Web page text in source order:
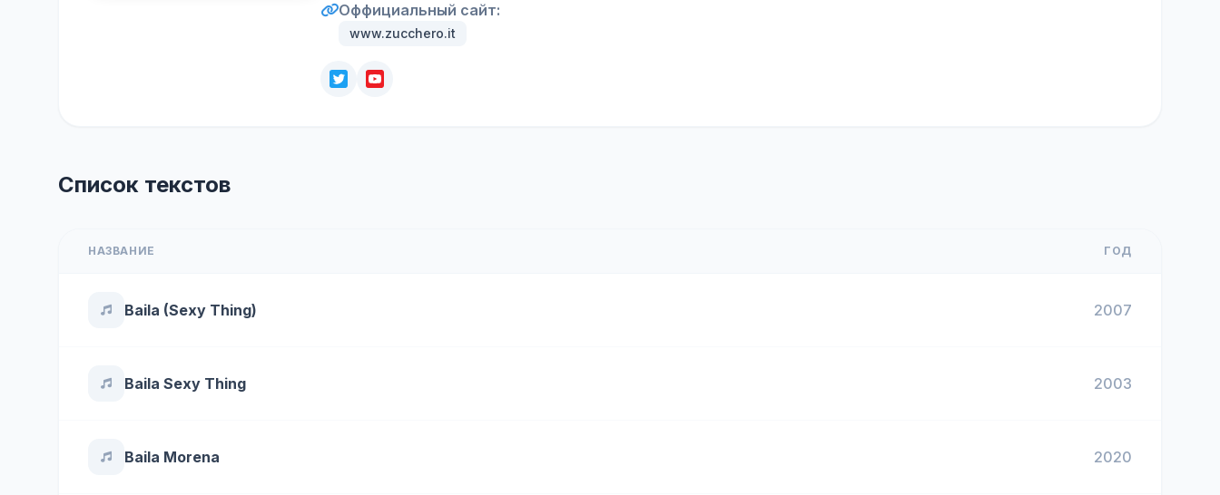
Оффициальный сайт:
www.zucchero.it
Список текстов
НАЗВАНИЕ ГОД
Baila (Sexy Thing) 2007
Baila Sexy Thing 2003
Baila Morena 2020